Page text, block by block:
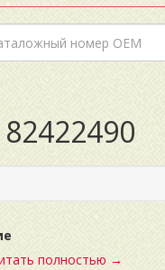
полностью →